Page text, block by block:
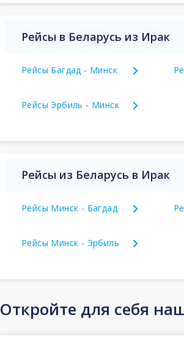
Рейсы в Беларусь из Ирак
Рейсы Багдад - Минск
Рейсы Эрбиль - Минск
Рейсы из Беларусь в Ирак
Рейсы Минск - Багдад
Рейсы Минск - Эрбиль
Откройте для себя